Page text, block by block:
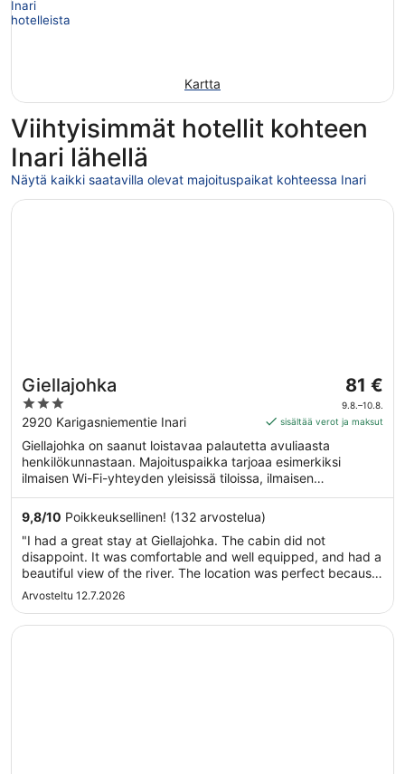
Kartta
Viihtyisimmät hotellit kohteen
Inari lähellä
Näytä kaikki saatavilla olevat majoituspaikat kohteessa Inari
Giellajohka
3
out
of
5
2920 Karigasniementie Inari
Hinta
on
81 €
81 €
9.8.–10.8.
sisältää verot ja maksut
Giellajohka on saanut loistavaa palautetta avuliaasta
henkilökunnastaan. Majoituspaikka tarjoaa esimerkiksi
ilmaisen Wi-Fi-yhteyden yleisissä tiloissa, ilmaisen
omatoimisen pysäköinnin ja ravintolan. Tämän
majoituspaikan tarjoamiin lemmikkipalveluihin kuuluu ruoka-
ja vesikulhot.
9,8/10 Poikkeuksellinen! (132 arvostelua)
"I had a great stay at Giellajohka. The cabin did not
disappoint. It was comfortable and well equipped, and had a
beautiful view of the river. The location was perfect because
it allowed for day trips to other areas of Lapland. The only
parked about ..."
Arvosteltu 12.7.2026
Avautuu uuteen ikkunaan
Giellajohka
Avautuu uuteen ikkunaan
Wilderness Hotel Inari & Igloos